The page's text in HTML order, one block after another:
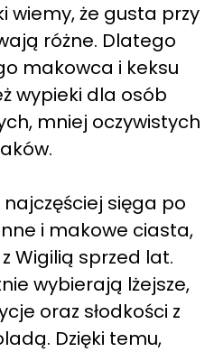
wiemy, że gusta przy
różne. Dlatego
makowca i keksu
wypieki dla osób
mniej oczywistych
sięga po
i makowe ciasta,
Wigilią sprzed lat.
wybierają lżejsze,
oraz słodkości z
Dzięki temu,